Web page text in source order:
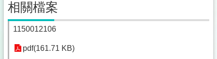
相關檔案
1150012106
pdf(161.71 KB)